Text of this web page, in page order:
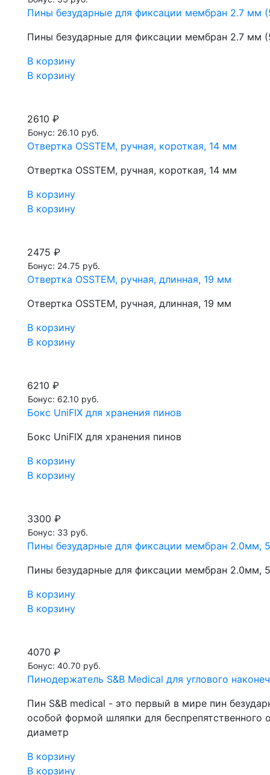
Пины безударные для фиксации мембран 2.7 мм
Пины безударные для фиксации мембран 2.7 мм
В корзину
В корзину
2610 ₽
Бонус: 26.10 руб.
Отвертка OSSTEM, ручная, короткая, 14 мм
Отвертка OSSTEM, ручная, короткая, 14 мм
В корзину
В корзину
2475 ₽
Бонус: 24.75 руб.
Отвертка OSSTEM, ручная, длинная, 19 мм
Отвертка OSSTEM, ручная, длинная, 19 мм
В корзину
В корзину
6210 ₽
Бонус: 62.10 руб.
Бокс UniFIX для хранения пинов
Бокс UniFIX для хранения пинов
В корзину
В корзину
3300 ₽
Бонус: 33 руб.
Пины безударные для фиксации мембран 2.0мм,
Пины безударные для фиксации мембран 2.0мм,
В корзину
В корзину
4070 ₽
Бонус: 40.70 руб.
Пинодержатель S&B Medical для углового
Пин S&B medical - это первый в мире пин
особой формой шляпки для
диаметр
В корзину
В корзину